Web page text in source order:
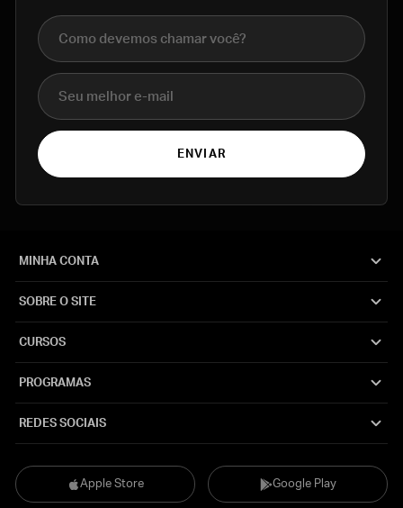
Nome completo
E-mail
ENVIAR
Apple Store Google Play
MINHA CONTA
SOBRE O SITE
CURSOS
PROGRAMAS
REDES SOCIAIS